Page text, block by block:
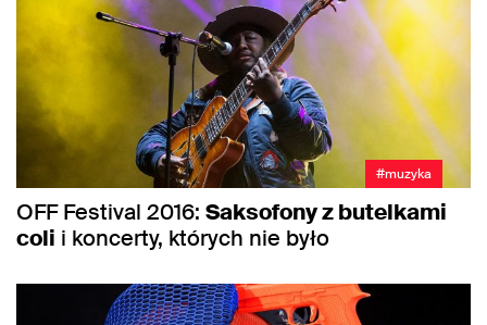
#muzyka
OFF Festival 2016: Saksofony z butelkami
coli i koncerty, których nie było